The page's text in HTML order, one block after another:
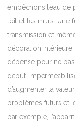
empêchons l’eau de
toit et les murs. Une
transmission et
décoration intérieure
dépense pour ne
début.
d’augmenter la
problèmes futurs et,
par exemple,